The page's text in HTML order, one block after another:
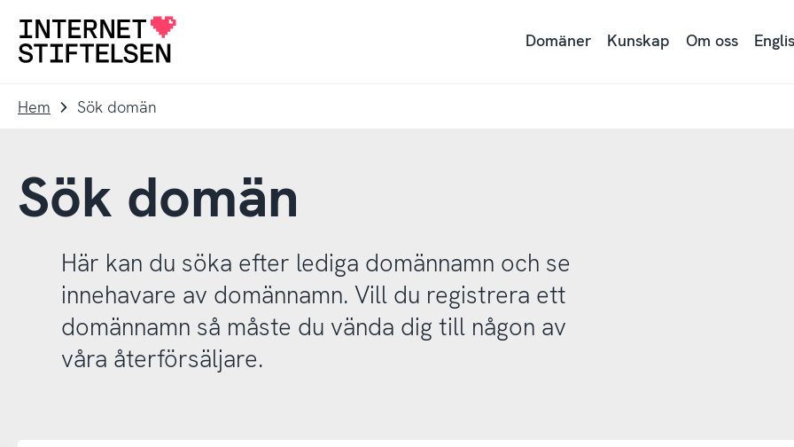
navigering
innehåll
Till
Domäner Kunskap Om oss
Hem Sök domän
Sök domän
Här kan du söka efter lediga domännamn och se
innehavare av domännamn. Vill du registrera ett
domännamn så måste du vända dig till någon av
våra återförsäljare.